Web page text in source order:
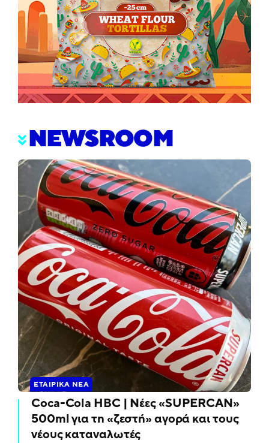
NEWSROOM
ΕΤΑΙΡΙΚΆ ΝΈΑ
Coca-Cola HBC | Νέες «SUPERCAN»
500ml για τη «ζεστή» αγορά και τους
νέους καταναλωτές